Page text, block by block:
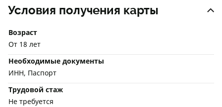
Условия получения карты
Возраст
От 18 лет
Необходимые документы
ИНН, Паспорт
Трудовой стаж
Не требуется